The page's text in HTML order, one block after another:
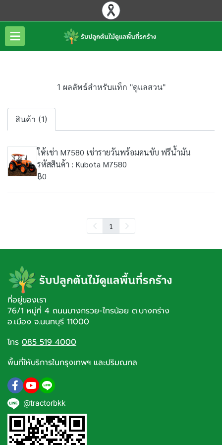
1 ผลลัพธ์สำหรับแท็ก "ดูแลสวน"
สินค้า (1)
ให้เช่า M7580 เช่ารายวันพร้อมคนขับ ฟรีน้ำมัน
รหัสสินค้า : Kubota M7580
฿0
1
ที่อยู่ของเรา
76/1 หมู่ที่ 4 ถนนบางกรวย-ไทรน้อย ต.บางกร่าง
อ.เมือง จ.นนทบุรี 11000
โทร 085 519 4000
พื้นที่ให้บริการในกรุงเทพฯ และปริมณฑล
@tractorbkk